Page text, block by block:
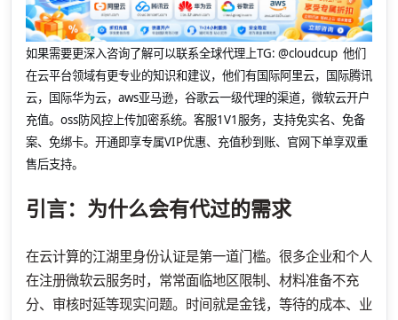
如果需要更深入咨询了解可以联系全球代理上TG: @cloudcup 他们
在云平台领域有更专业的知识和建议，他们有国际阿里云，国际腾讯
云，国际华为云，aws亚马逊，谷歌云一级代理的渠道，微软云开户
充值。oss防风控上传加密系统。客服1V1服务，支持免实名、免备
案、免绑卡。开通即享专属VIP优惠、充值秒到账、官网下单享双重
售后支持。
引言：为什么会有代过的需求
在云计算的江湖里身份认证是第一道门槛。很多企业和个人
在注册微软云服务时，常常面临地区限制、材料准备不充
分、审核时延等现实问题。时间就是金钱，等待的成本、业